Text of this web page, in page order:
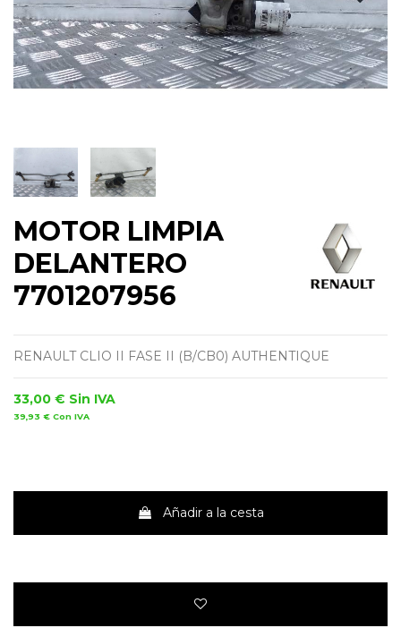
MOTOR LIMPIA
DELANTERO
7701207956
RENAULT CLIO II FASE II (B/CB0) AUTHENTIQUE
33,00 € Sin IVA
39,93 € Con IVA
Añadir a la cesta